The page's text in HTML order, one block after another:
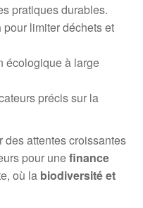
pratiques durables.
pour limiter déchets et
écologique à large
précis sur la
des attentes croissantes
pour unefinance
où la biodiversité et